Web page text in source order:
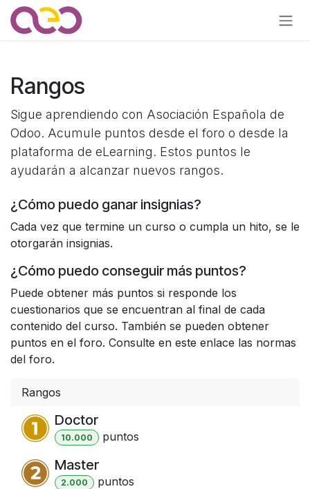
Ir al contenido
Rangos
Sigue aprendiendo con Asociación Española de
Odoo. Acumule puntos desde el foro o desde la
plataforma de eLearning. Estos puntos le
ayudarán a alcanzar nuevos rangos.
¿Cómo puedo ganar insignias?
Cada vez que termine un curso o cumpla un hito, se le
otorgarán insignias.
¿Cómo puedo conseguir más puntos?
Puede obtener más puntos si responde los
cuestionarios que se encuentran al final de cada
contenido del curso. También se pueden obtener
puntos en el foro. Consulte en este enlace las normas
del foro.
Rangos
Doctor
10.000 puntos
Master
2.000 puntos